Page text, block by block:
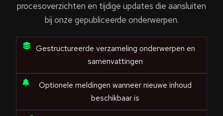
procesoverzichten en tijdige updates die aansluiten
bij onze gepubliceerde onderwerpen.
Gestructureerde verzameling onderwerpen en
samenvattingen
Optionele meldingen wanneer nieuwe inhoud
beschikbaar is